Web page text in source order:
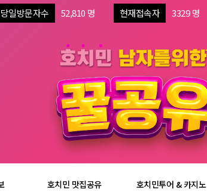
당일방문자수 52,810 명 현재접속자 3329 명
호치민 맛집공유 호치민투어 & 카지노